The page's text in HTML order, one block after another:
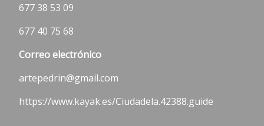
677 38 53 09
677 40 75 68
Correo electrónico
artepedrin@gmail.com
https://www.kayak.es/Ciudadela.42388.guide